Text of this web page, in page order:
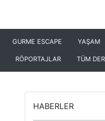
GURME ESCAPE YAŞAM
RÖPORTAJLAR TÜM
HABERLER